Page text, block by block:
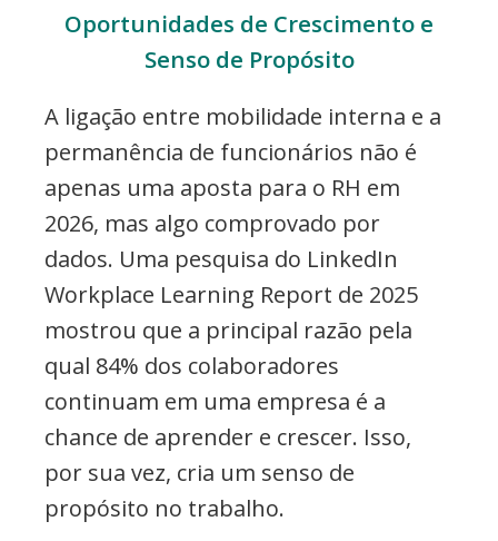
Oportunidades de Crescimento e
Senso de Propósito
A ligação entre mobilidade interna e a
permanência de funcionários não é
apenas uma aposta para o RH em
2026, mas algo comprovado por
dados. Uma pesquisa do LinkedIn
Workplace Learning Report de 2025
mostrou que a principal razão pela
qual 84% dos colaboradores
continuam em uma empresa é a
chance de aprender e crescer. Isso,
por sua vez, cria um senso de
propósito no trabalho.